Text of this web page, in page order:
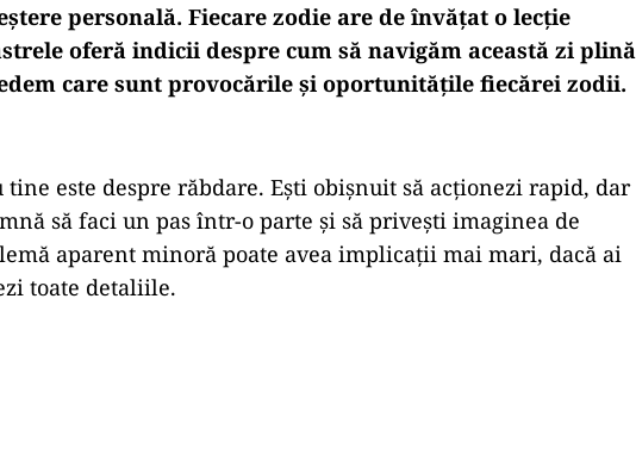
personală. Fiecare zodie are de învățat o lecție
oferă indicii despre cum să navigăm această zi plină
care sunt provocările și oportunitățile fiecărei zodii.
este despre răbdare. Ești obișnuit să acționezi rapid, dar
să faci un pas într-o parte și să privești imaginea de
aparent minoră poate avea implicații mai mari, dacă ai
toate detaliile.